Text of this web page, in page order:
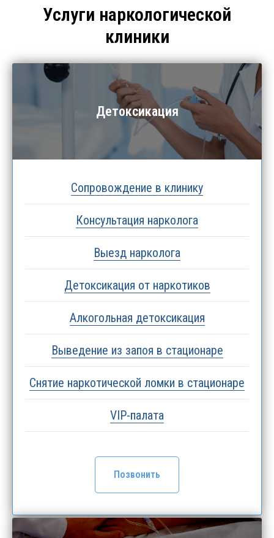
Услуги наркологической
клиники
Детоксикация
Сопровождение в клинику
Консультация нарколога
Выезд нарколога
Детоксикация от наркотиков
Алкогольная детоксикация
Выведение из запоя в стационаре
Снятие наркотической ломки в стационаре
VIP-палата
Позвонить